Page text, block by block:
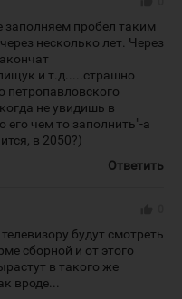
заполняем пробел таким
несколько лет. Через
и т.д.....страшно
петропавловского
не увидишь в
его чем то заполнить"-а
в 2050?)
Ответить
будут смотреть
сборной и от этого
в такого же
вроде...